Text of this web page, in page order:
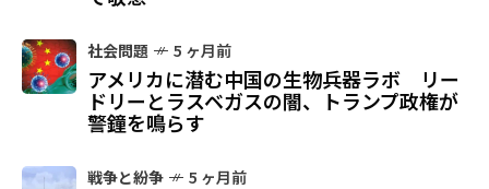
社会問題 5 ヶ月前
アメリカに潜む中国の生物兵器ラボ リー
ドリーとラスベガスの闇、トランプ政権が
警鐘を鳴らす
戦争と紛争 5 ヶ月前